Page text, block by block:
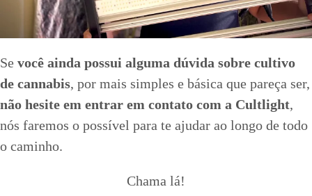
Se você ainda possui alguma dúvida sobre cultivo
de cannabis, por mais simples e básica que pareça ser,
não hesite em entrar em contato com a Cultlight,
nós faremos o possível para te ajudar ao longo de todo
o caminho.
Chama lá!